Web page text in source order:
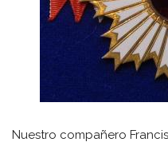
Nuestro compañero